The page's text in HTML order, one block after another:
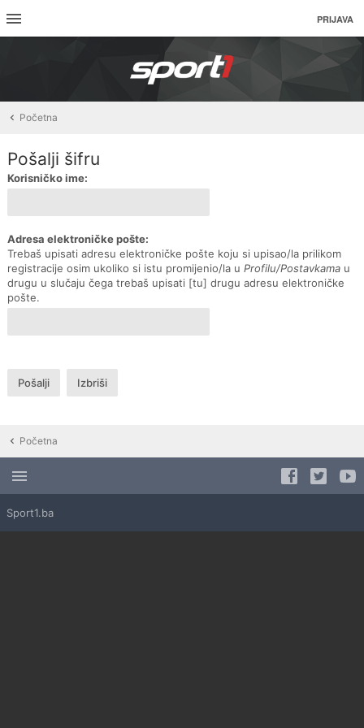
PRIJAVA
Početna
Pošalji šifru
Korisničko ime:
Adresa elektroničke pošte:
Trebaš upisati adresu elektroničke pošte koju si upisao/la prilikom
registracije osim ukoliko si istu promijenio/la u Profilu/Postavkama u
drugu u slučaju čega trebaš upisati [tu] drugu adresu elektroničke
pošte.
Početna
Sport1.ba